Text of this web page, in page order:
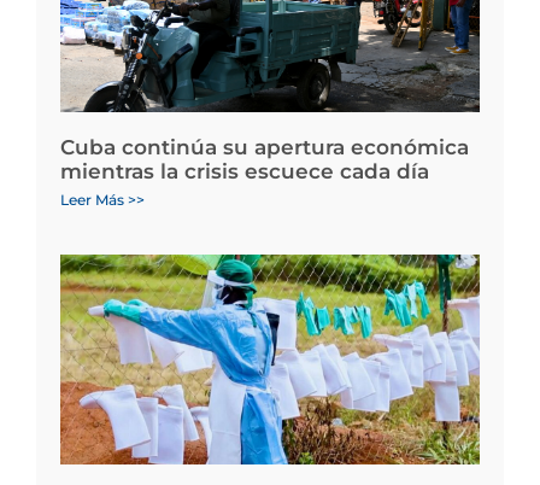
Cuba continúa su apertura económica
mientras la crisis escuece cada día
Leer Más >>